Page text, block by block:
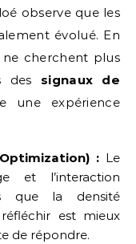
observe que les
évolué. En
ne cherchent plus
des signaux de
une expérience
: Le
et l’interaction
que la densité
est mieux
de répondre.